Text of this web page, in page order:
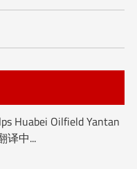
Huabei Oilfield Yantan
译中...